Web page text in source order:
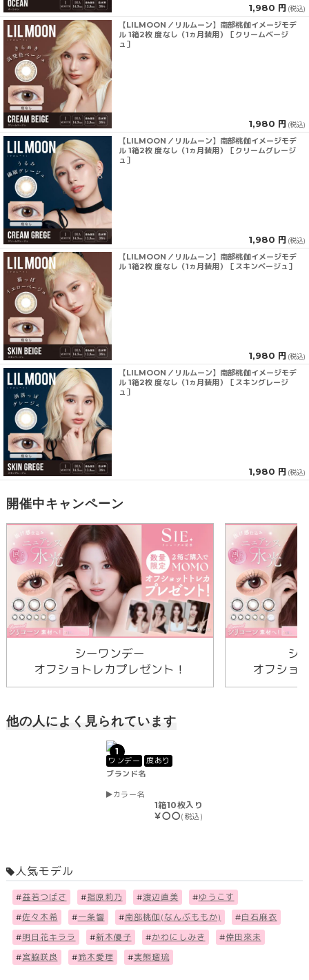
1,980 円 (税込)
【LILMOON／リルムーン】南部桃伽イメージモデ
ル 1箱2枚 度なし（1ヵ月装用）［クリームベージ
ュ］
1,980 円 (税込)
【LILMOON／リルムーン】南部桃伽イメージモデ
ル 1箱2枚 度なし（1ヵ月装用）［クリームグレージ
ュ］
1,980 円 (税込)
【LILMOON／リルムーン】南部桃伽イメージモデ
ル 1箱2枚 度なし（1ヵ月装用）［スキンベージュ］
1,980 円 (税込)
【LILMOON／リルムーン】南部桃伽イメージモデ
ル 1箱2枚 度なし（1ヵ月装用）［スキングレージ
ュ］
1,980 円 (税込)
開催中キャンペーン
シーワンデー
オフショトレカプレゼント！
シ
オフショ
他の人によく見られています
1
ワンデー
度あり
ブランド名
カラー名
1箱10枚入り
￥〇〇(税込)
人気モデル
#益若つばさ #指原莉乃 #渡辺直美 #ゆうこす
#佐々木希 #一条響 #南部桃伽(なんぶももか) #白石麻衣
#明日花キララ #新木優子 #かわにしみき #倖田來未
#宮脇咲良 #鈴木愛理 #実熊瑠琉